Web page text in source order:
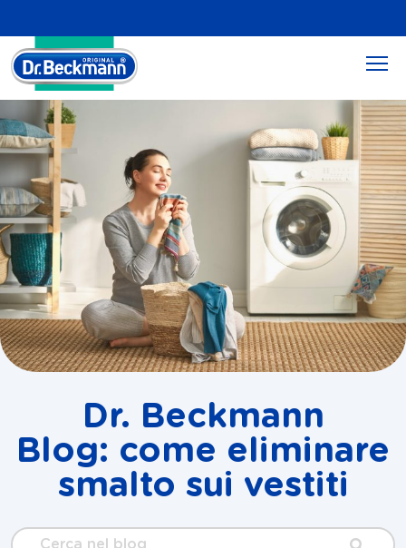
Dr. Beckmann
Blog: come eliminare
smalto sui vestiti
Cerca